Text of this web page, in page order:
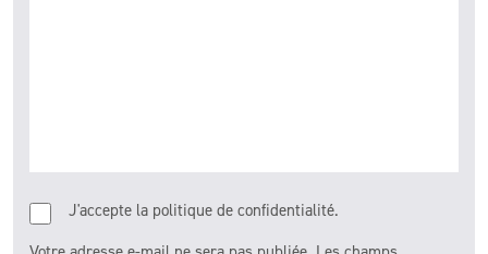
J'accepte la politique de confidentialité.